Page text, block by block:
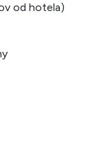
od hotela)